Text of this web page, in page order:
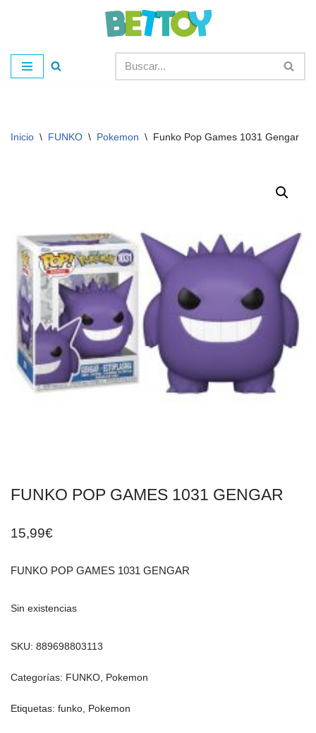
al
contenido
Inicio \ FUNKO \ Pokemon \ Funko Pop Games 1031 Gengar
FUNKO POP GAMES 1031 GENGAR
15,99€
FUNKO POP GAMES 1031 GENGAR
Sin existencias
SKU: 889698803113
Categorías: FUNKO Pokemon
Etiquetas: funko Pokemon